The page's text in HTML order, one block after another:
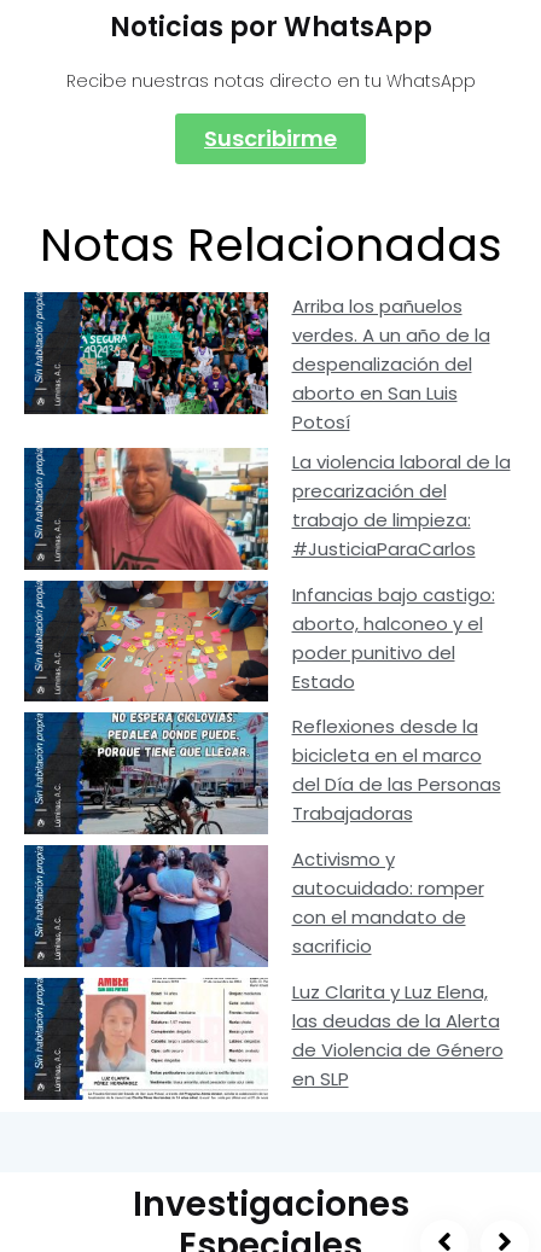
Noticias por WhatsApp
Recibe nuestras notas directo en tu WhatsApp
Suscribirme
Notas Relacionadas
Arriba los pañuelos
verdes. A un año de la
despenalización del
aborto en San Luis
Potosí
La violencia laboral de la
precarización del
trabajo de limpieza:
#JusticiaParaCarlos
Infancias bajo castigo:
aborto, halconeo y el
poder punitivo del
Estado
Reflexiones desde la
bicicleta en el marco
del Día de las Personas
Trabajadoras
Activismo y
autocuidado: romper
con el mandato de
sacrificio
Luz Clarita y Luz Elena,
las deudas de la Alerta
de Violencia de Género
en SLP
Investigaciones